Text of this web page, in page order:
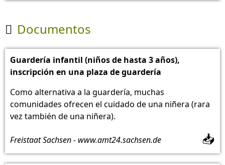
 Documentos
Guardería infantil (niños de hasta 3 años),
inscripción en una plaza de guardería
Como alternativa a la guardería, muchas
comunidades ofrecen el cuidado de una niñera (rara
vez también de una niñera).
Freistaat Sachsen - www.amt24.sachsen.de 📥